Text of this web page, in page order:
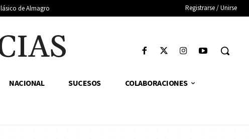
de Almagro Registrarse / Unirse
NACIONAL SUCESOS COLABORACIONES